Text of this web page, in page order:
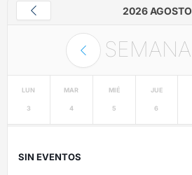
2026 AGOSTO
SEMANA
LUN
3
MAR
4
MIÉ
5
JUE
6
SIN EVENTOS